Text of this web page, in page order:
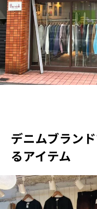
デニムブラン
るアイテム